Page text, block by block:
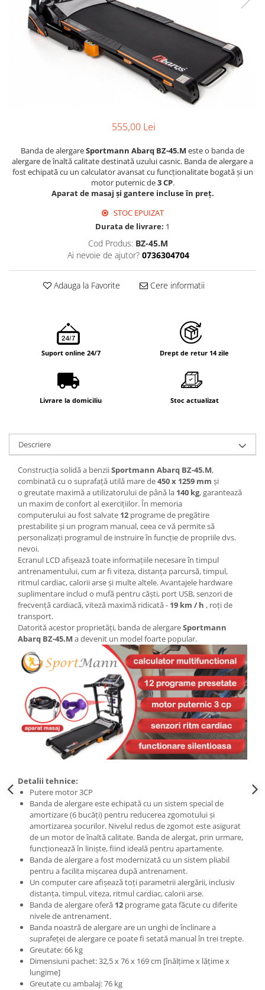
555,00 Lei
Banda de alergareSportmann Abarq BZ-45.M este o banda de
alergare de înaltă calitate destinată uzului casnic. Banda de alergare a
fost echipată cu un calculator avansat cu funcționalitate bogată și un
motor puternic de3 CP.
Aparat de masaj și gantere incluse în preț.
STOC EPUIZAT
Durata de livrare: 1
Cod Produs: BZ-45.M
Ai nevoie de ajutor? 0736304704
Adauga la Favorite Cere informatii
Suport online 24/7 Drept de retur 14 zile
Livrare la domiciliu Stoc actualizat
Descriere
Construcția solidă a benziiSportmann Abarq BZ-45.M,
combinată cu o suprafață utilă mare de450 x 1259 mm și
o greutate maximă a utilizatorului de până la 140 kg, garantează
un maxim de confort al exercițiilor. În memoria
computerului au fost salvate 12 programe de pregătire
prestabilite și un program manual, ceea ce vă permite să
personalizați programul de instruire în funcție de propriile dvs.
nevoi.
Ecranul LCD afișează toate informațiile necesare în timpul
antrenamentului, cum ar fi viteza, distanța parcursă, timpul,
ritmul cardiac, calorii arse și multe altele. Avantajele hardware
suplimentare includ o mufă pentru căști, port USB, senzori de
frecvență cardiacă, viteză maximă ridicată - 19 km / h , roți de
transport.
Datorită acestor proprietăți, banda de alergareSportmann
Abarq BZ-45.M a devenit un model foarte popular.
Detalii tehnice:
Putere motor 3CP
Banda de alergare este echipată cu un sistem special de
amortizare (6 bucăți) pentru reducerea zgomotului și
amortizarea șocurilor. Nivelul redus de zgomot este asigurat
de un motor de înaltă calitate. Banda de alergat, prin urmare,
funcționează în liniște, fiind ideală pentru apartamente.
Banda de alergare a fost modernizată cu un sistem pliabil
pentru a facilita mișcarea după antrenament.
Un computer care afișează toți parametrii alergării, inclusiv
distanța, timpul, viteza, ritmul cardiac, calorii arse.
Banda de alergare oferă 12 programe gata făcute cu diferite
nivele de antrenament.
Banda noastră de alergare are un unghi de înclinare a
suprafeței de alergare ce poate fi setată manual în trei trepte.
Greutate: 66 kg
Dimensiuni pachet: 32,5 x 76 x 169 cm [înălțime x lățime x
lungime]
Greutate cu ambalaj: 76 kg